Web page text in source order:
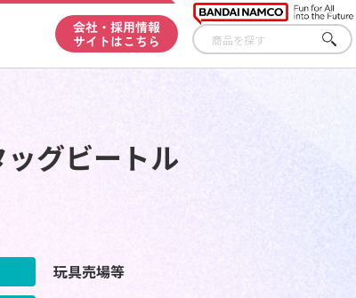
会社・採用情報
サイトはこちら
さが
す
グビートル
玩具売場等